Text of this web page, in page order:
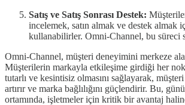
Satış ve Satış Sonrası Destek:
incelemek, satın almak ve destek almak
kullanabilirler. Omni-Channel, bu süreci
Omni-Channel, müşteri deneyimini merkeze
Müşterilerin markayla etkileşime girdiği her
tutarlı ve kesintisiz olmasını sağlayarak,
artırır ve marka bağlılığını güçlendirir. Bu,
ortamında, işletmeler için kritik bir avantaj